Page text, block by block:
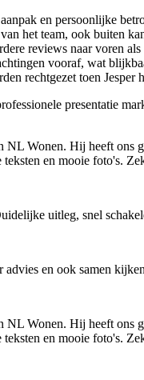
en persoonlijke
het team, ook buiten
reviews naar voren
vooraf, wat
rechtgezet toen Jesper
presentatie
NL Wonen. Hij heeft
en mooie foto's.
uitleg, snel
en ook samen
NL Wonen. Hij heeft
en mooie foto's.